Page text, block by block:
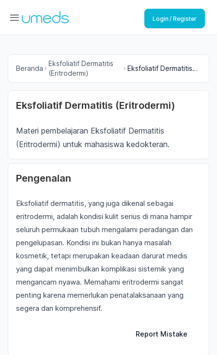
Login / Register
Beranda
Eksfoliatif Dermatitis
(Eritrodermi)
Eksfoliatif Dermatitis
Eksfoliatif Dermatitis (Eritrodermi)
Materi pembelajaran Eksfoliatif Dermatitis
(Eritrodermi) untuk mahasiswa kedokteran.
Pengenalan
Eksfoliatif dermatitis, yang juga dikenal sebagai
eritrodermi, adalah kondisi kulit serius di mana hampir
seluruh permukaan tubuh mengalami peradangan dan
pengelupasan. Kondisi ini bukan hanya masalah
kosmetik, tetapi merupakan keadaan darurat medis
yang dapat menimbulkan komplikasi sistemik yang
mengancam nyawa. Memahami eritrodermi sangat
penting karena memerlukan penatalaksanaan yang
segera dan komprehensif.
Report Mistake